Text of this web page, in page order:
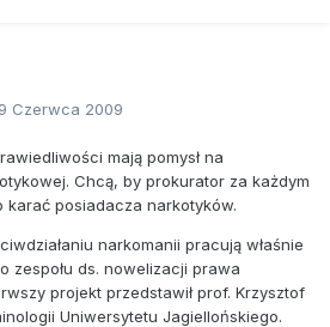
Czerwca 2009
mają pomysł na
Chcą, by prokurator za każdym
karać posiadacza narkotyków.
narkomanii pracują właśnie
zespołu ds. nowelizacji prawa
projekt przedstawił prof. Krzysztof
Uniwersytetu Jagiellońskiego.